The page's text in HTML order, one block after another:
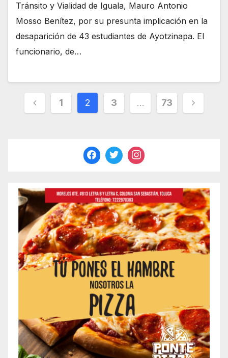
Tránsito y Vialidad de Iguala, Mauro Antonio
Mosso Benítez, por su presunta implicación en la
desaparición de 43 estudiantes de Ayotzinapa. El
funcionario, de…
Paginación
entradas
1 2 3 … 73